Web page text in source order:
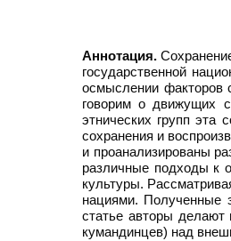
Аннотация.
государственной
осмыслении факторов
говорим о движущих
этнических групп эта
сохранения и
и проанализированы
различные подходы к
культуры.
нациями. Полученные
статье авторы делают
кумандинцев) над